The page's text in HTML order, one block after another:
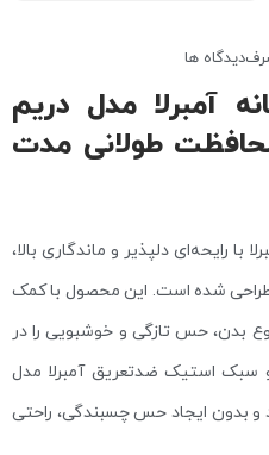
دیدگاه ها
آمبرلا مدل دریم
محافظت طولانی‌ مدت
بنفش 90 میل آمبرلا با رایحه‌ای دلپذیر و ماندگاری بالا،
طراحی شده است. این محصول با کمک
بدن، حس تازگی و خوشبویی را در
استیک ضدتعریق آمبرلا مدل
ایجاد حس چسبندگی، راحتی